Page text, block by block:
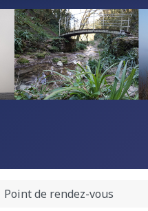
Point de rendez-vous